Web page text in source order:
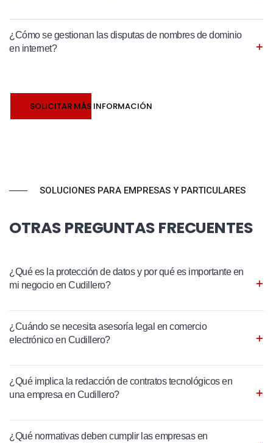
¿Cómo se gestionan las disputas de nombres de dominio
en internet?
SOLICITAR MÁS INFORMACIÓN
SOLUCIONES PARA EMPRESAS Y PARTICULARES
OTRAS PREGUNTAS FRECUENTES
¿Qué es la protección de datos y por qué es importante en
mi negocio en Cudillero?
¿Cuándo se necesita asesoría legal en comercio
electrónico en Cudillero?
¿Qué implica la redacción de contratos tecnológicos en
una empresa en Cudillero?
¿Qué normativas deben cumplir las empresas en